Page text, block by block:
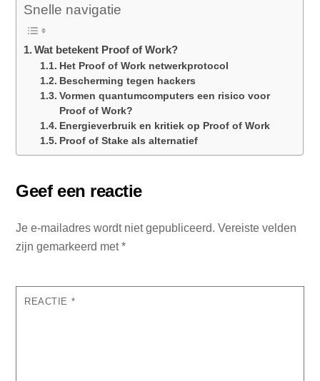
Snelle navigatie
Wat betekent Proof of Work?
Het Proof of Work netwerkprotocol
Bescherming tegen hackers
Vormen quantumcomputers een risico voor
Proof of Work?
Energieverbruik en kritiek op Proof of Work
Proof of Stake als alternatief
Geef een reactie
Je e-mailadres wordt niet gepubliceerd. Vereiste velden
zijn gemarkeerd met*
REACTIE *